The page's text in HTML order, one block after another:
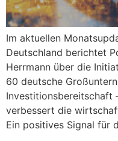
Im aktuellen
Deutschland berichtet
Herrmann über die
60 deutsche
Investitionsbereitschaft
verbessert die
Ein positives Signal für